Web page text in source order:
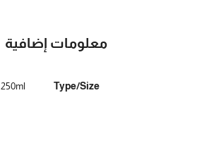
معلومات إضافية
Type/Size
250ml